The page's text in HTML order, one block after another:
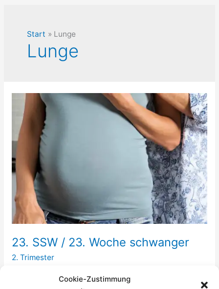
Cookie-Zustimmung
Start Lunge
Lunge
23. SSW / 23. Woche schwanger
2. Trimester
Wenn Du bis zur 23. SSW keine Tritte Deines Babys